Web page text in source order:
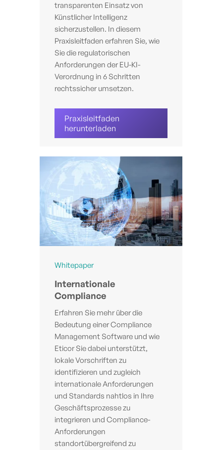
transparenten Einsatz von
Künstlicher Intelligenz
sicherzustellen. In diesem
Praxisleitfaden erfahren Sie, wie
Sie die regulatorischen
Anforderungen der EU-KI-
Verordnung in 6 Schritten
rechtssicher umsetzen.
Praxisleitfaden
herunterladen
Whitepaper
Internationale
Compliance
Erfahren Sie mehr über die
Bedeutung einer Compliance
Management Software und wie
Eticor Sie dabei unterstützt,
lokale Vorschriften zu
identifizieren und zugleich
internationale Anforderungen
und Standards nahtlos in Ihre
Geschäftsprozesse zu
integrieren und Compliance-
Anforderungen
standortübergreifend zu